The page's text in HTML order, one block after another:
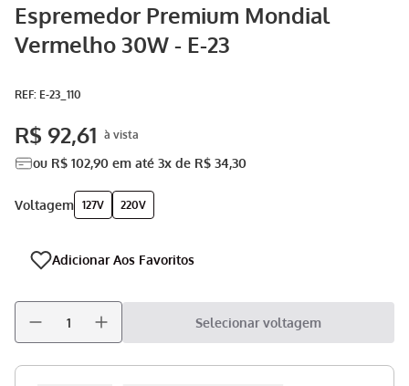
Espremedor Premium Mondial
Vermelho 30W - E-23
: E-23_110
R$ 92,61
ou R$ 102,90 em até 3x de R$ 34,30
voltagem 127V 220V
Selecionar voltagem
7º Panificadora
8 º Panela Elétrica
9 º Aspirador